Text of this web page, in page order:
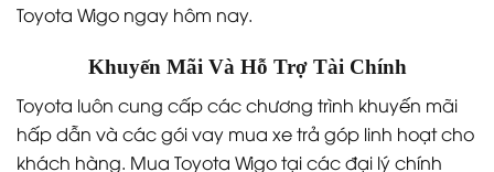
Toyota Wigo ngay hôm nay.
Khuyến Mãi Và Hỗ Trợ Tài Chính
Toyota luôn cung cấp các chương trình khuyến mãi
hấp dẫn và các gói vay mua xe trả góp linh hoạt cho
khách hàng. Mua Toyota Wigo tại các đại lý chính